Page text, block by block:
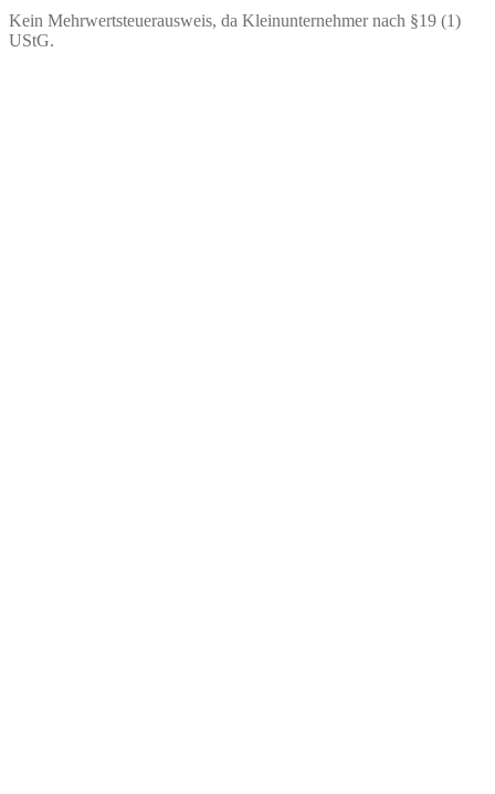
Kein Mehrwertsteuerausweis, da Kleinunternehmer nach §19 (1)
UStG.